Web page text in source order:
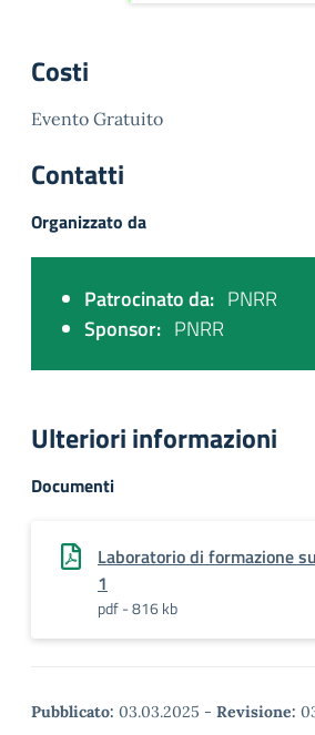
Costi
Evento Gratuito
Contatti
Organizzato da
Patrocinato da: PNRR
Sponsor: PNRR
Ulteriori informazioni
Documenti
Laboratorio di formazione
1
pdf - 816 kb
Pubblicato: 03.03.2025 - Revisione: